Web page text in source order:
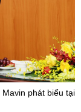
Mavin phát biểu tại